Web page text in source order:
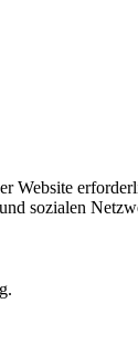
Website
sozialen